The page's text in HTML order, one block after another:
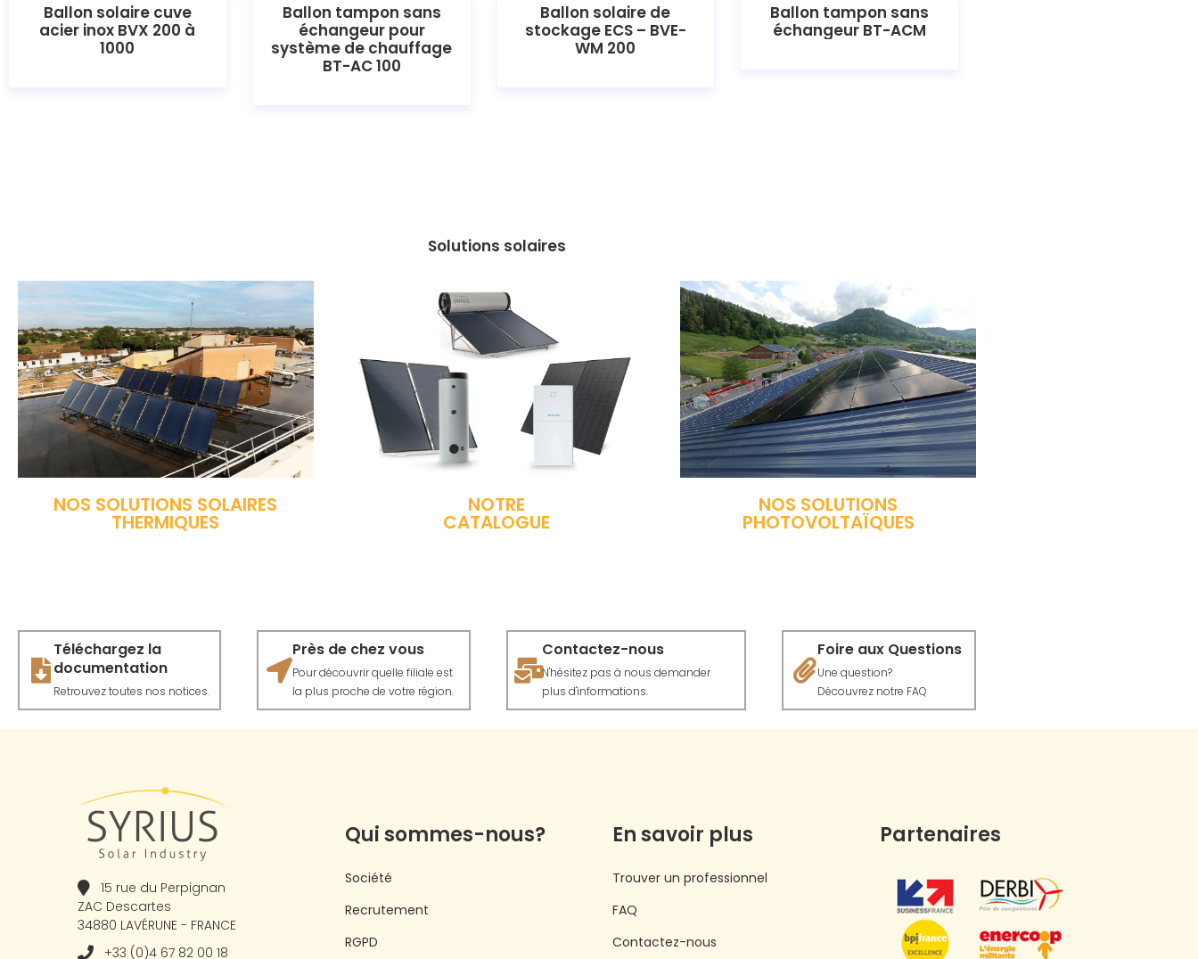
Ballon solaire cuve
acier inox BVX 200 à
1000
Ballon tampon sans
échangeur pour
système de chauffage
BT-AC 100
Ballon solaire de
stockage ECS – BVE-
WM 200
Ballon tampon sans
échangeur BT-ACM
Solutions solaires
NOS SOLUTIONS SOLAIRES
THERMIQUES
NOTRE
CATALOGUE
NOS SOLUTIONS
PHOTOVOLTAÏQUES
Téléchargez la
documentation
Retrouvez toutes nos notices.
Près de chez vous
Pour découvrir quelle filiale est
la plus proche de votre région.
Contactez-nous
N'hésitez pas à nous demander
plus d'informations.
Foire aux Questions
Une question?
Découvrez notre FAQ
15 rue du Perpignan
ZAC Descartes
34880 LAVÉRUNE - FRANCE
+33 (0)4 67 82 00 18
Qui sommes-nous?
Société
Recrutement
RGPD
En savoir plus
Trouver un professionnel
FAQ
Contactez-nous
Partenaires